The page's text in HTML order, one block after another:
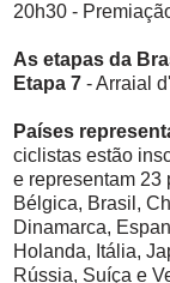
20h30 -
As etapas da
Etapa 7 - Arraial
Países
ciclistas estão
e representam 23
Bélgica, Brasil,
Dinamarca,
Holanda, Itália,
Rússia, Suíça e